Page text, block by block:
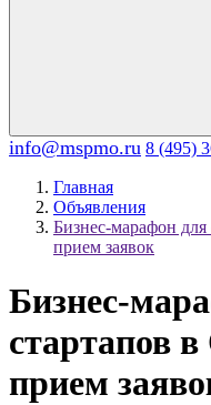
info@mspmo.ru 8 (495)
Главная
Объявления
Бизнес-марафон
прием заявок
Бизнес-
стартапов
прием